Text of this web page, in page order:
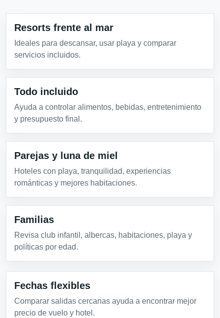
Resorts frente al mar
Ideales para descansar, usar playa y comparar
servicios incluidos.
Todo incluido
Ayuda a controlar alimentos, bebidas, entretenimiento
y presupuesto final.
Parejas y luna de miel
Hoteles con playa, tranquilidad, experiencias
románticas y mejores habitaciones.
Familias
Revisa club infantil, albercas, habitaciones, playa y
políticas por edad.
Fechas flexibles
Comparar salidas cercanas ayuda a encontrar mejor
precio de vuelo y hotel.